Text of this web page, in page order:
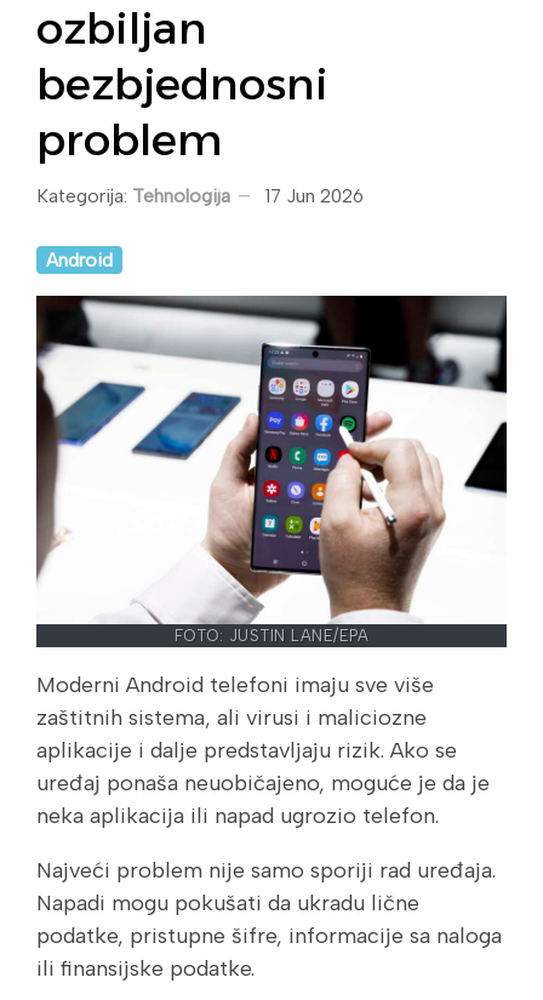
ozbiljan
bezbjednosni
problem
Kategorija: Tehnologija 17 Jun 2026
Android
FOTO: JUSTIN LANE/EPA
Moderni Android telefoni imaju sve više
zaštitnih sistema, ali virusi i maliciozne
aplikacije i dalje predstavljaju rizik. Ako se
uređaj ponaša neuobičajeno, moguće je da je
neka aplikacija ili napad ugrozio telefon.
Najveći problem nije samo sporiji rad uređaja.
Napadi mogu pokušati da ukradu lične
podatke, pristupne šifre, informacije sa naloga
ili finansijske podatke.